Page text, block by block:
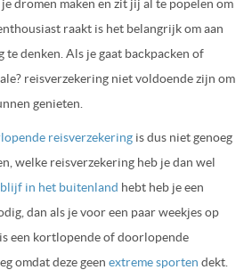
dromen maken en zit jij al te popelen om
raakt is het belangrijk om aan
te denken. Als je gaat backpacken of
reisverzekering niet voldoende zijn om
genieten.
reisverzekering is dus niet genoeg
welke reisverzekering heb je dan wel
in het buitenland hebt heb je een
dan als je voor een paar weekjes op
een kortlopende of doorlopende
omdat deze geen extreme sporten dekt.